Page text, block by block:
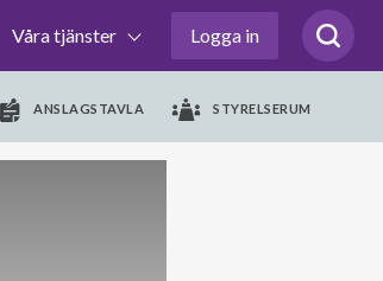
Våra tjänster Logga in
ANSLAGSTAVLA STYRELSERUM